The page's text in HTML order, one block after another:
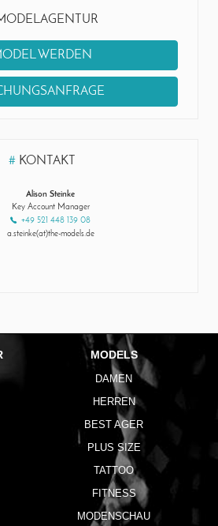
WERDEN
#KONTAKT
Alison Steinke
Key Account Manager
+49 521 448 139 08
a.steinke(at)the-models.de
MODELS
DAMEN
HERREN
BEST AGER
PLUS SIZE
TATTOO
FITNESS
MODENSCHAU